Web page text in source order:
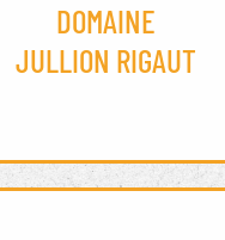
DOMAINE
JULLION RIGAUT